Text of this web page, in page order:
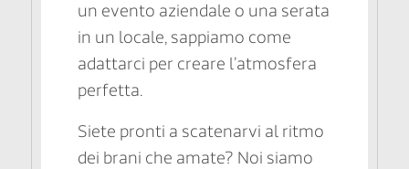
un evento aziendale o una serata
in un locale, sappiamo come
adattarci per creare l’atmosfera
perfetta.
Siete pronti a scatenarvi al ritmo
dei brani che amate? Noi siamo